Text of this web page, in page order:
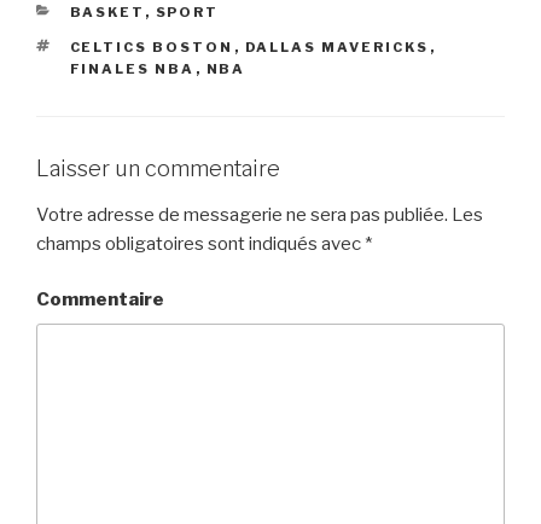
CATÉGORIES
BASKET , SPORT
ÉTIQUETTES
CELTICS BOSTON , DALLAS MAVERICKS ,
FINALES NBA , NBA
Laisser un commentaire
Votre adresse de messagerie ne sera pas publiée. Les
champs obligatoires sont indiqués avec *
Commentaire